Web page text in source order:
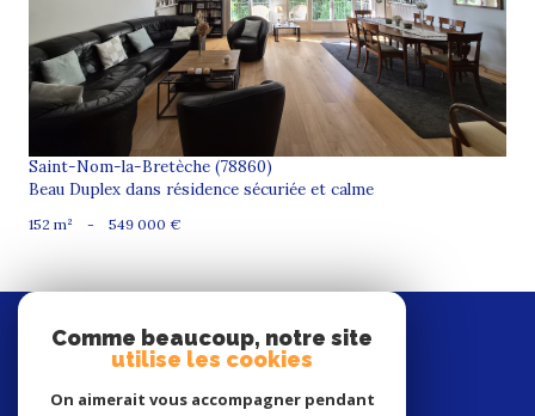
Saint-Nom-la-Bretèche (78860)
Beau Duplex dans résidence sécuriée et calme
152 m² - 549 000 €
suivre
Comme beaucoup, notre site
utilise les cookies
On aimerait vous accompagner pendant